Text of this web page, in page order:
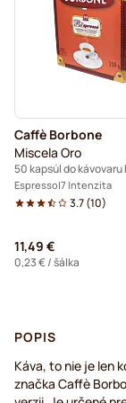
Caffè Borbone
Miscela Oro
50 kapsúl do kávovaru
Espresso 7 Intenzita
3.7(10)
11,49 €
0,23 €/ šálka
POPIS
Káva, to nie je len
značka Caffè